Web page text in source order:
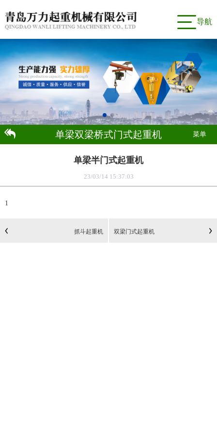
导航
单梁双梁桥式门式起重机 菜单
单梁半门式起重机
23/03/14 15:37:03
1
抓斗起重机 双梁门式起重机